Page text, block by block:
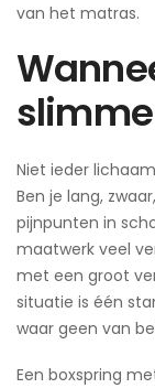
van het matras.
Niet ieder
Ben je lang,
pijnpunten in
maatwerk veel
met een groot
situatie is één
waar geen van
Een boxspring